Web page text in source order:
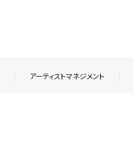
アーティストマネジメント